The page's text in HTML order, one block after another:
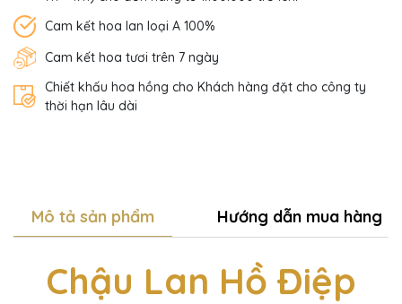
Cam kết hoa lan loại A 100%
Cam kết hoa tươi trên 7 ngày
Chiết khấu hoa hồng cho Khách hàng đặt cho công ty
thời hạn lâu dài
Mô tả sản phẩm Hướng dẫn mua hàng
Chậu Lan Hồ Điệp